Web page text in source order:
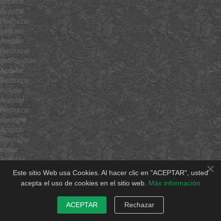
×
Este sitio Web usa Cookies. Al hacer clic en "ACEPTAR", usted
acepta el uso de cookies en el sitio web. Más información
ACEPTAR Rechazar
Aceptar
Rechazar
getLast
Aceptar
Rechazar
getRandom
Aceptar
Rechazar
include
Aceptar
Rechazar
combine
Aceptar
Rechazar
erase
Aceptar
Rechazar
empty
Aceptar